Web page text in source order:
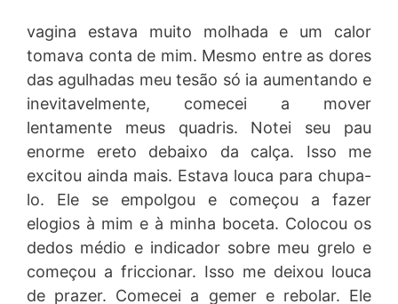
vagina estava muito molhada e um calor
tomava conta de mim. Mesmo entre as dores
das agulhadas meu tesão só ia aumentando e
inevitavelmente, comecei a mover
lentamente meus quadris. Notei seu pau
enorme ereto debaixo da calça. Isso me
excitou ainda mais. Estava louca para chupa-
lo. Ele se empolgou e começou a fazer
elogios à mim e à minha boceta. Colocou os
dedos médio e indicador sobre meu grelo e
começou a friccionar. Isso me deixou louca
de prazer. Comecei a gemer e rebolar. Ele